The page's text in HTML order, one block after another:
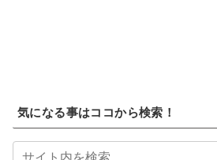
気になる事はココから検索！